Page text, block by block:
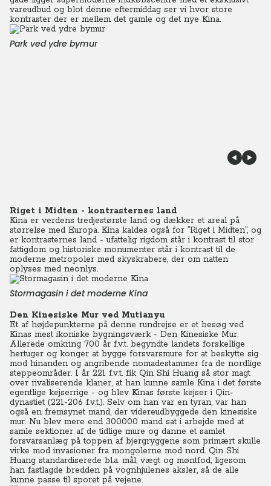
vareudbud og blot denne eftermiddag ser vi hvor store
kontraster der er mellem det gamle og det nye Kina.
Park ved ydre bymur
Riget i Midten - kontrasternes land
Kina er verdens tredjestørste land og dækker et areal på
størrelse med Europa. Kina kaldes også for ”Riget i Midten”, og
er kontrasternes land - ufattelig rigdom står i kontrast til stor
fattigdom og historiske monumenter står i kontrast til de
moderne metropoler med skyskrabere, der om natten
oplyses med neonlys.
Stormagasin i det moderne Kina
Den Kinesiske Mur ved Mutianyu
Et af højdepunkterne på denne rundrejse er et besøg ved
Kinas mest ikoniske bygningsværk - Den Kinesiske Mur.
Allerede omkring 700 år f.v.t. begyndte landets forskellige
hertuger og konger at bygge forsvarsmure for at beskytte sig
mod hinanden og angribende nomadestammer fra de nordlige
steppeområder. I år 221 f.v.t. fik Qin Shi Huang så stor magt
over rivaliserende klaner, at han kunne samle Kina i det første
egentlige kejserrige - og blev Kinas første kejser i Qin-
dynastiet (221-206 f.v.t.). Selv om han var en tyran, var han
også en fremsynet mand, der videreudbyggede den kinesiske
mur. Nu blev mere end 300.000 mand sat i arbejde med at
samle sektioner af de tidlige mure og danne et samlet
forsvarsanlæg på toppen af bjergryggene som primært skulle
virke mod invasioner fra mongolerne mod nord. Qin Shi
Huang standardiserede bl.a. mål, vægt og møntfod, ligesom
han fastlagde bredden på vognhjulenes aksler, så de alle
kunne passe til sporet på vejene.